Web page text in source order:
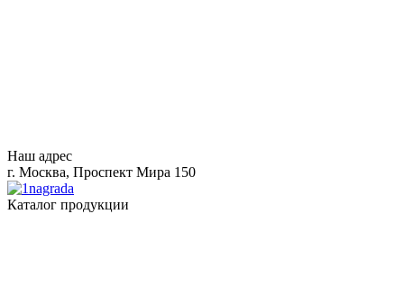
Наш адрес
г. Москва, Проспект Мира 150
Каталог продукции